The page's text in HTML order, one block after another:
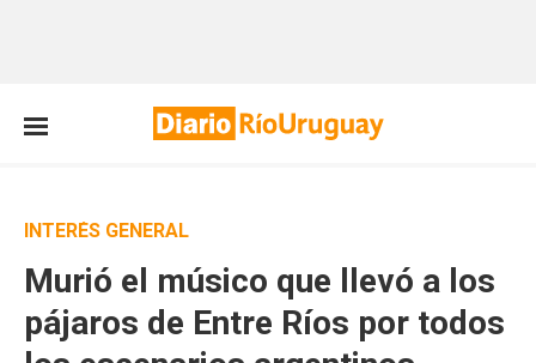
INTERÉS GENERAL
Murió el músico que llevó a los
pájaros de Entre Ríos por todos